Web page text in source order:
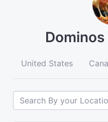
United States